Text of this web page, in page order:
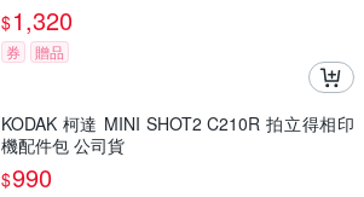
$1,320
券 贈品
KODAK 柯達 MINI SHOT2 C210R 拍立得相印
機配件包 公司貨
$990